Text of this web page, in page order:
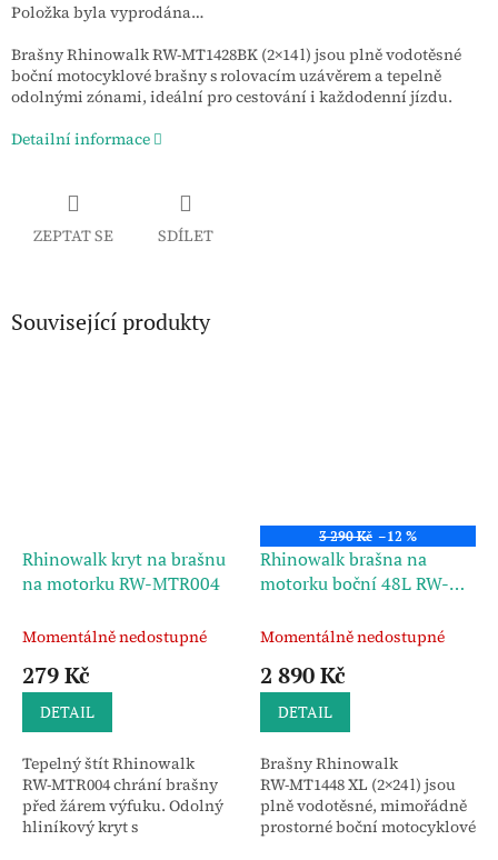
Položka byla vyprodána…
Brašny Rhinowalk RW‑MT1428BK (2×14 l) jsou plně vodotěsné
boční motocyklové brašny s rolovacím uzávěrem a tepelně
odolnými zónami, ideální pro cestování i každodenní jízdu.
Detailní informace
ZEPTAT SE SDÍLET
Související produkty
Rhinowalk kryt na brašnu
na motorku RW-MTR004
Momentálně nedostupné
279 Kč
DETAIL
Tepelný štít Rhinowalk
RW‑MTR004 chrání brašny
před žárem výfuku. Odolný
hliníkový kryt s
3 290 Kč –12 %
Rhinowalk brašna na
motorku boční 48L RW-
Momentálně nedostupné
2 890 Kč
DETAIL
Brašny Rhinowalk
RW‑MT1448 XL (2×24 l) jsou
plně vodotěsné, mimořádně
prostorné boční motocyklové